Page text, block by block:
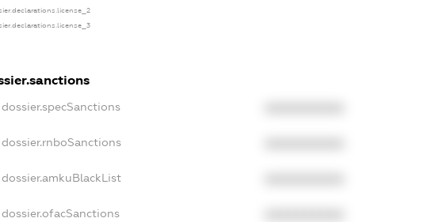
dossier.specSanctions
dossier.rnboSanctions
dossier.amkuBlackList
dossier.ofacSanctions